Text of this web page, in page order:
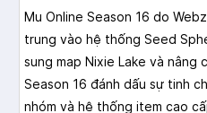
Mu Online Season 16 do
trung vào hệ thống Seed
sung map Nixie Lake và nâng
Season 16 đánh dấu sự tinh
nhóm và hệ thống item cao